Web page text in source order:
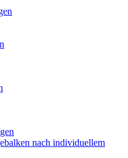
nach individuellem